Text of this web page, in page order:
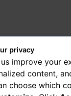
privacy
improve your
content,
choose which